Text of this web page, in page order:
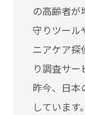
の高齢者が
守りツール
ニアケア探
り調査サー
昨今、日本
していま